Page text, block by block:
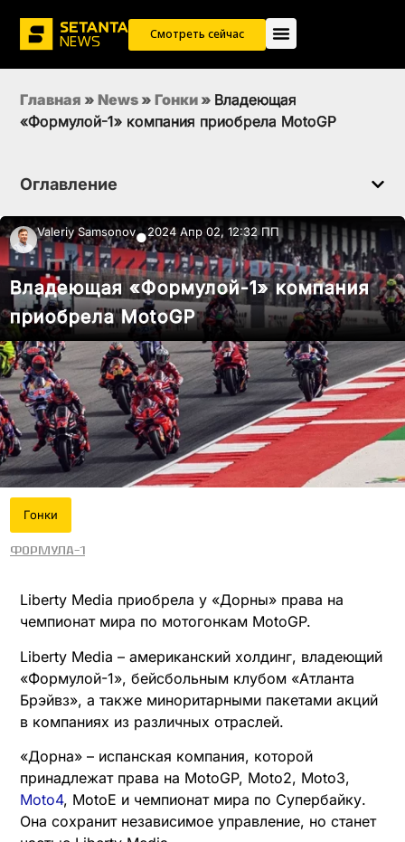
Смотреть сейчас
Главная » News » Гонки » Владеющая
«Формулой-1» компания приобрела MotoGP
Оглавление
Valeriy Samsonov●2024 Апр 02, 12:32 ПП
Владеющая «Формулой-1» компания
приобрела MotoGP
Гонки
Формула-1
Liberty Media приобрела у «Дорны» права на
чемпионат мира по мотогонкам MotoGP.
Liberty Media – американский холдинг, владеющий
«Формулой-1», бейсбольным клубом «Атланта
Брэйвз», а также миноритарными пакетами акций
в компаниях из различных отраслей.
«Дорна» – испанская компания, которой
принадлежат права на MotoGP, Moto2, Moto3,
Moto4, MotoE и чемпионат мира по Супербайку.
Она сохранит независимое управление, но станет